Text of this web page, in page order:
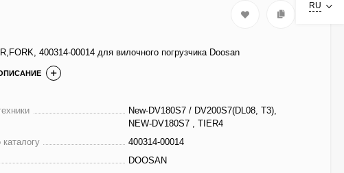
400314-00014 для вилочного погрузчика Doosan
New-DV180S7 / DV200S7(DL08, T3),
NEW-DV180S7 , TIER4
400314-00014
DOOSAN
RU